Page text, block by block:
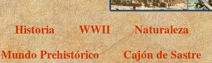
Historia WWII Naturaleza
Mundo Prehistórico
Cajón de Sastre